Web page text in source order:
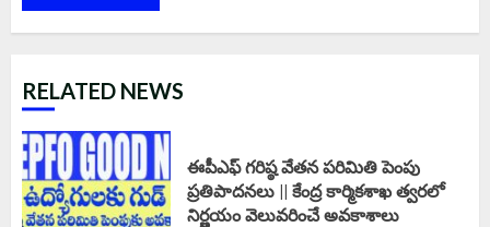
RELATED NEWS
ఈపీఎఫ్‌ గరిష్ఠ వేతన పరిమితి పెంపు
ప్రతిపాదనలు || కేంద్ర కార్మికశాఖ త్వరలో
నిర్ణయం వెలువరించే అవకాశాలు